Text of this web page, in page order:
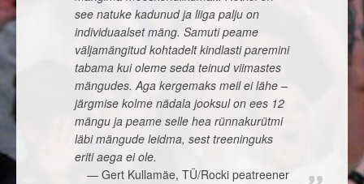
see natuke kadunud ja liiga palju on
individuaalset mäng. Samuti peame
väljamängitud kohtadelt kindlasti paremini
tabama kui oleme seda teinud viimastes
mängudes. Aga kergemaks meil ei lähe –
järgmise kolme nädala jooksul on ees 12
mängu ja peame selle hea rünnakurütmi
läbi mängude leidma, sest treeninguks
eriti aega ei ole.
Gert Kullamäe, TÜ/Rocki peatreener